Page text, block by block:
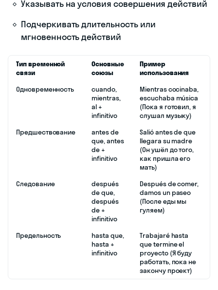
Указывать на условия совершения действий
Подчеркивать длительность или
мгновенность действий
Тип временной
связи
Основные
союзы
Пример
использования
Одновременность
cuando,
mientras,
al +
infinitivo
Mientras cocinaba,
escuchaba música
(Пока я готовил, я
слушал музыку)
Предшествование
antes de
que, antes
de +
infinitivo
Salió antes de que
llegara su madre
(Он ушёл до того,
как пришла его
мать)
Следование
después
de que,
después
de +
infinitivo
Después de comer,
damos un paseo
(После еды мы
гуляем)
Предельность
hasta que,
hasta +
infinitivo
Trabajaré hasta
que termine el
proyecto (Я буду
работать, пока не
закончу проект)